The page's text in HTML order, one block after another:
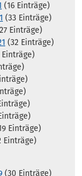
(16 Einträge)
(33 Einträge)
Einträge)
(32 Einträge)
Einträge)
Einträge)
(30 Einträge)